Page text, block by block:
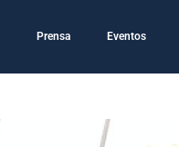
Prensa Eventos